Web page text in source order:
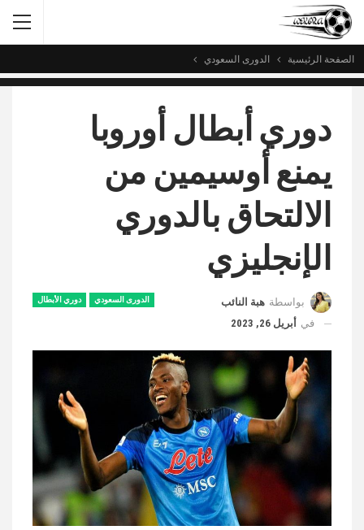
الصفحة الرئيسية الدورى السعودي
دوري أبطال أوروبا
يمنع أوسيمين من
الالتحاق بالدوري
الإنجليزي
الدورى السعودي دوري الأبطال بواسطة هبة النائب
في أبريل 26, 2023